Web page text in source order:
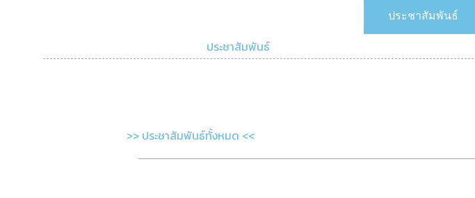
ประชาสัมพันธ์
ประชาสัมพันธ์
>> ประชาสัมพันธ์ทั้งหมด <<